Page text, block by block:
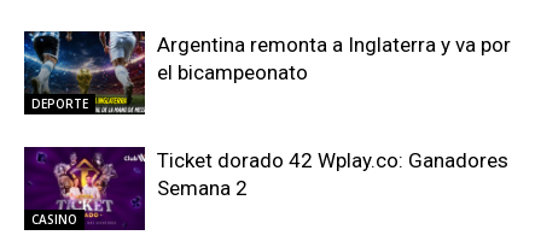
DEPORTE
Argentina remonta a Inglaterra y va por
el bicampeonato
CASINO
Ticket dorado 42 Wplay.co: Ganadores
Semana 2